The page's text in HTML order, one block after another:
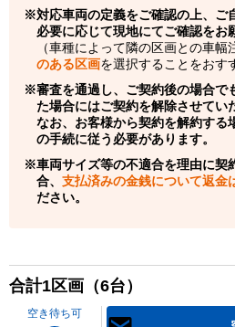
対応車両の定義をご確認の上、ご
必要に応じて現地にてご確認をお
（車種によって隣の区画との車幅
のある区画を選択することをおす
審査を通過し、ご契約後の場合で
た場合にはご契約を解除させてい
なお、お客様から契約を解約する
の手続に従う必要があります。
車両サイズ等の不適合を理由に契
合、 支払済みの金銭について返金
ださい。
合計1区画（6台）
空き待ち可